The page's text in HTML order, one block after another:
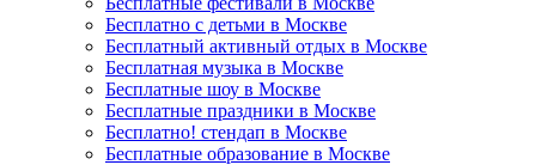
Бесплатно с детьми в Москве
Бесплатный активный отдых в Москве
Бесплатная музыка в Москве
Бесплатные шоу в Москве
Бесплатные праздники в Москве
Бесплатно! стендап в Москве
Бесплатные образование в Москве